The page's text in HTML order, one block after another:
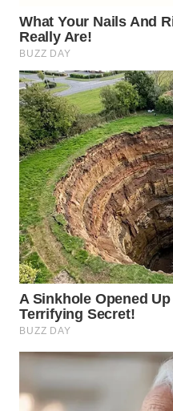
WN
SUMEDANG
WN
CIANJUR
WN
KEPULAUAN
SERIBU
WN
TANGERANG
WN
BINJAI
WN
WN
INDRAMAYU